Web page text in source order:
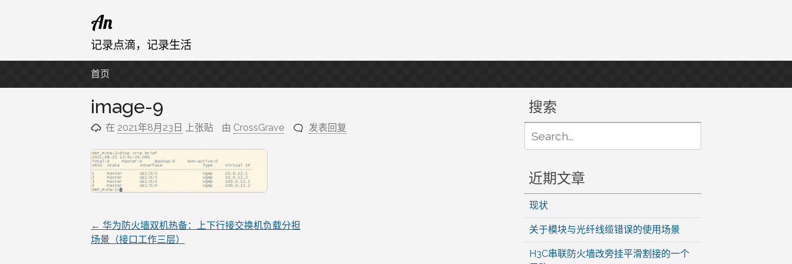
跳
至
内
An
记录点滴，记录生活
首页
image-9
在 2021年8月23日 上张贴 由 CrossGrave 发表回复
文
← 华为防火墙双机热备：上下行接交换机负载分担
场景（接口工作三层）
搜索
for:
近期文章
现状
关于模块与光纤线缆错误的使用场景
H3C串联防火墙改旁挂平滑割接的一个